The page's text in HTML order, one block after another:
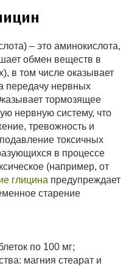
– это аминокислота,
обмен веществ в
в том числе оказывает
передачу нервных
тормозящее
нервную систему, что
тревожность и
токсичных
в процессе
(например, от
глицина предупреждает
старение
по 100 мг;
магния стеарат и